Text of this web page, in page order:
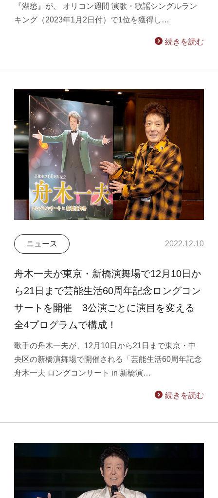
『湖愁』が、 オリコン週間 演歌・歌謡シングルラン
キング（2023年1月2日付）で1位を獲得し…
続きを読む
ニュース 2022.12.10
舟木一夫が東京・新橋演舞場で12月10日か
ら21日まで芸能生活60周年記念ロングコン
サートを開催 3公演ごとに演目を変える
全4プログラムで構成！
歌手の舟木一夫が、12月10日から21日まで東京・中
央区の新橋演舞場で開催される「芸能生活60周年記念
舟木一夫 ロングコンサート in 新橋演…
続きを読む